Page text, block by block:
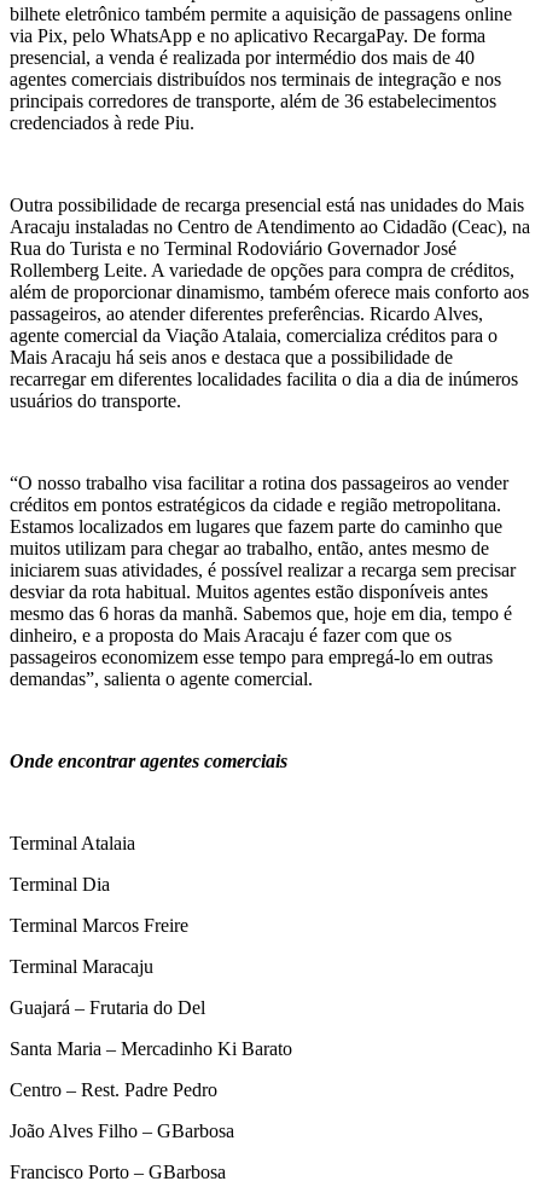
bilhete eletrônico também permite a aquisição de passagens online
via Pix, pelo WhatsApp e no aplicativo RecargaPay. De forma
presencial, a venda é realizada por intermédio dos mais de 40
agentes comerciais distribuídos nos terminais de integração e nos
principais corredores de transporte, além de 36 estabelecimentos
credenciados à rede Piu.
Outra possibilidade de recarga presencial está nas unidades do Mais
Aracaju instaladas no Centro de Atendimento ao Cidadão (Ceac), na
Rua do Turista e no Terminal Rodoviário Governador José
Rollemberg Leite. A variedade de opções para compra de créditos,
além de proporcionar dinamismo, também oferece mais conforto aos
passageiros, ao atender diferentes preferências. Ricardo Alves,
agente comercial da Viação Atalaia, comercializa créditos para o
Mais Aracaju há seis anos e destaca que a possibilidade de
recarregar em diferentes localidades facilita o dia a dia de inúmeros
usuários do transporte.
“O nosso trabalho visa facilitar a rotina dos passageiros ao vender
créditos em pontos estratégicos da cidade e região metropolitana.
Estamos localizados em lugares que fazem parte do caminho que
muitos utilizam para chegar ao trabalho, então, antes mesmo de
iniciarem suas atividades, é possível realizar a recarga sem precisar
desviar da rota habitual. Muitos agentes estão disponíveis antes
mesmo das 6 horas da manhã. Sabemos que, hoje em dia, tempo é
dinheiro, e a proposta do Mais Aracaju é fazer com que os
passageiros economizem esse tempo para empregá-lo em outras
demandas”, salienta o agente comercial.
Onde encontrar agentes comerciais
Terminal Atalaia
Terminal Dia
Terminal Marcos Freire
Terminal Maracaju
Guajará – Frutaria do Del
Santa Maria – Mercadinho Ki Barato
Centro – Rest. Padre Pedro
João Alves Filho – GBarbosa
Francisco Porto – GBarbosa